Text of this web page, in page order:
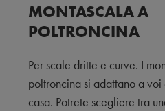
MONTASCALA A
POLTRONCINA
Per scale dritte e curve. I
poltroncina si adattano a
casa. Potrete scegliere tra